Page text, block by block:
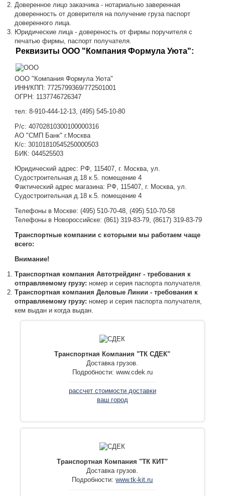
Доверенное лицо заказчика - нотариально заверенная
доверенность от доверителя на получение груза паспорт
доверенного лица.
Юридические лица - довереность от фирмы поручителя с
печатью фирмы, паспорт получателя.
Реквизиты ООО "Компания Формула Уюта":
ООО "Компания Формула Уюта"
ИНН/КПП: 7725799369/772501001
ОГРН: 1137746726347
тел: 8-910-444-12-13, (495) 545-10-80
Р/с: 40702810300100000316
АО "СМП Банк" г.Москва
К/с: 30101810545250000503
БИК: 044525503
Юридический адрес: РФ, 115407, г. Москва, ул.
Судостроительная д.18 к.5. помещение 4
Фактический адрес магазина: РФ, 115407, г. Москва, ул.
Судостроительная д.18 к.5. помещение 4
Телефоны в Москве: (495) 510-70-48, (495) 510-70-58
Телефоны в Новороссийске: (861) 319-83-79, (8617) 319-83-79
Транспортные компании с которыми мы работаем чаще
всего:
Внимание!
Транспортная компания Автотрейдинг - требования к
отправляемому грузу: номер и серия паспорта получателя.
Транспортная компания Деловые Линии - требования к
отправляемому грузу: номер и серия паспорта получателя,
кем выдан и когда выдан.
Транспортная Компания "ТК СДЕК"
Доставка грузов.
Подробности: www.cdek.ru
рассчет стоимости доставки
ваш город
Транспортная Компания "ТК КИТ"
Доставка грузов.
Подробности:www.tk-kit.ru